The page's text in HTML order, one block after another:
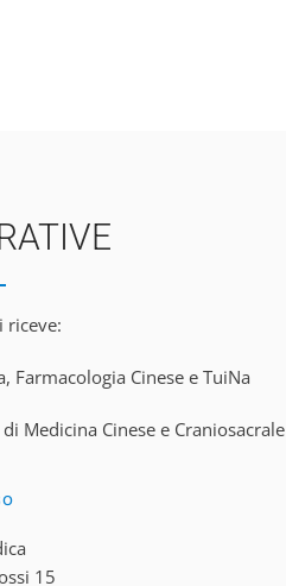
riceve:
Farmacologia Cinese e TuiNa
Medicina Cinese e Craniosacrale
15